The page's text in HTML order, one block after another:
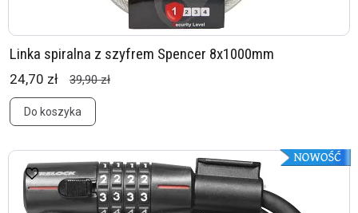
Linka spiralna z szyfrem Spencer 8x1000mm
24,70 zł 39,90 zł
Do koszyka